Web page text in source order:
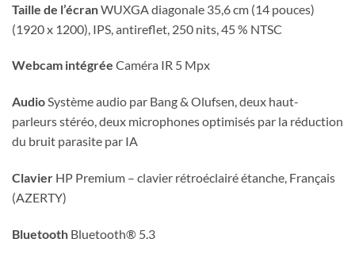
Taille de l’écranWUXGA diagonale 35,6 cm (14 pouces)
(1920 x 1200), IPS, antireflet, 250 nits, 45 % NTSC
Webcam intégrée Caméra IR 5 Mpx
AudioSystème audio par Bang & Olufsen, deux haut-
parleurs stéréo, deux microphones optimisés par la réduction
du bruit parasite par IA
Clavier HP Premium – clavier rétroéclairé étanche, Français
(AZERTY)
Bluetooth Bluetooth® 5.3